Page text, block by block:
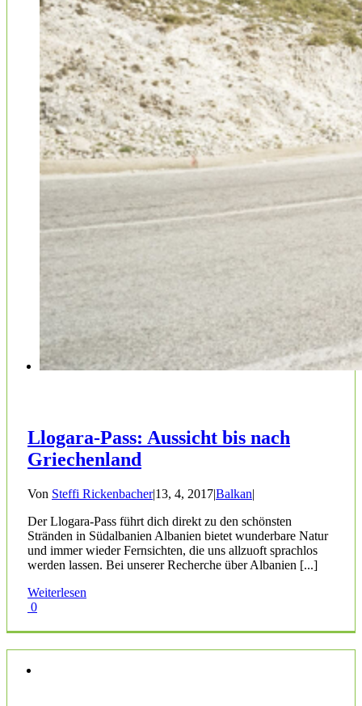
Llogara-Pass: Aussicht bis nach
Griechenland
Von Steffi Rickenbacher|13, 4, 2017|Balkan|
Der Llogara-Pass führt dich direkt zu den schönsten
Stränden in Südalbanien Albanien bietet wunderbare Natur
und immer wieder Fernsichten, die uns allzuoft sprachlos
werden lassen. Bei unserer Recherche über Albanien [...]
Weiterlesen
0